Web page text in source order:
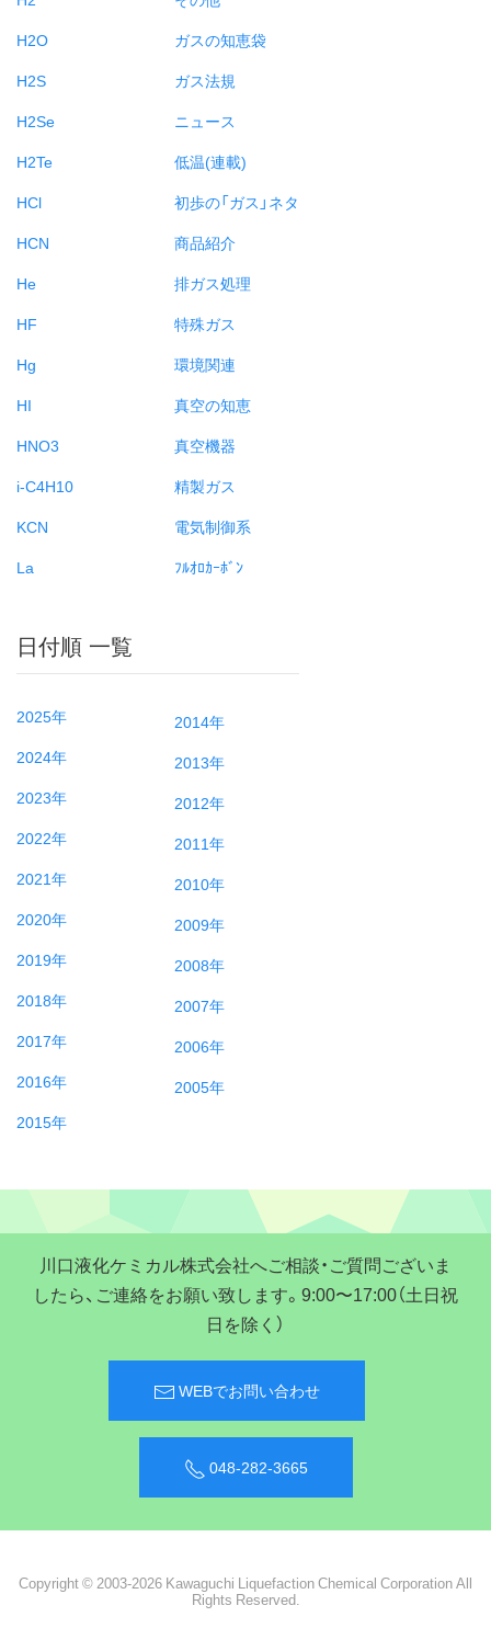
H2O
H2S
H2Se
H2Te
HCl
HCN
He
HF
Hg
HI
HNO3
i-C4H10
KCN
La
ガスの知恵袋
ガス法規
ニュース
低温(連載)
初歩の「ガス」ネタ
商品紹介
排ガス処理
特殊ガス
環境関連
真空の知恵
真空機器
精製ガス
電気制御系
ﾌﾙｵﾛｶｰﾎﾞﾝ
日付順 一覧
2025年
2024年
2023年
2022年
2021年
2020年
2019年
2018年
2017年
2016年
2015年
2014年
2013年
2012年
2011年
2010年
2009年
2008年
2007年
2006年
2005年
川口液化ケミカル株式会社へご相談・ご質問ございま
したら、ご連絡をお願い致します。9:00〜17:00（土日祝
日を除く）
WEBでお問い合わせ
048-282-3665
Copyright © 2003-2026 Kawaguchi Liquefaction Chemical Corporation All
Rights Reserved.